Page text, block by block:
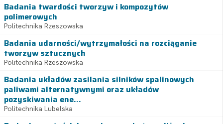
Badania twardości tworzyw i kompozytów
polimerowych
Politechnika Rzeszowska
Badania udarności/wytrzymałości na rozciąganie
tworzyw sztucznych
Politechnika Rzeszowska
Badania układów zasilania silników spalinowych
paliwami alternatywnymi oraz układów
pozyskiwania ene...
Politechnika Lubelska